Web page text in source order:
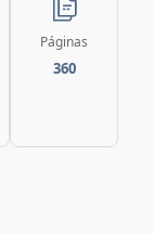
Páginas
360